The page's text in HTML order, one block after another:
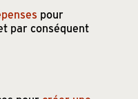
pour
par conséquent